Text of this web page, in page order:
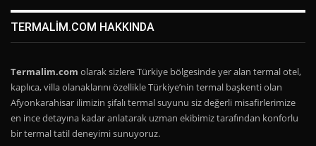
TERMALIM.COM HAKKINDA
Termalim.com olarak sizlere Türkiye bölgesinde yer alan termal otel,
kaplıca, villa olanaklarını özellikle Türkiye’nin termal başkenti olan
Afyonkarahisar ilimizin şifalı termal suyunu siz değerli misafirlerimize
en ince detayına kadar anlatarak uzman ekibimiz tarafından konforlu
bir termal tatil deneyimi sunuyoruz.